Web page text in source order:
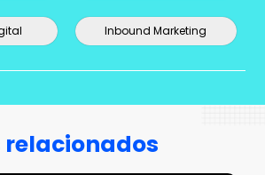
Inbound Marketing